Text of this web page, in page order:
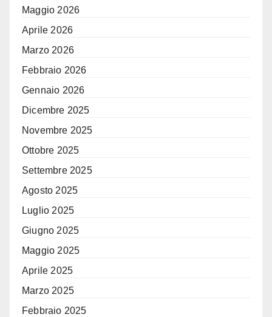
Maggio 2026
Aprile 2026
Marzo 2026
Febbraio 2026
Gennaio 2026
Dicembre 2025
Novembre 2025
Ottobre 2025
Settembre 2025
Agosto 2025
Luglio 2025
Giugno 2025
Maggio 2025
Aprile 2025
Marzo 2025
Febbraio 2025